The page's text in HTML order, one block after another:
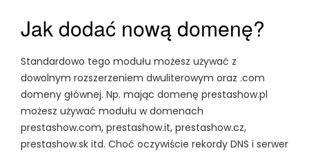
Jak dodać nową domenę?
Standardowo tego modułu możesz używać z
dowolnym rozszerzeniem dwuliterowym oraz .com
domeny głównej. Np. mając domenę prestashow.pl
możesz używać modułu w domenach
prestashow.com, prestashow.it, prestashow.cz,
prestashow.sk itd. Choć oczywiście rekordy DNS i serwer